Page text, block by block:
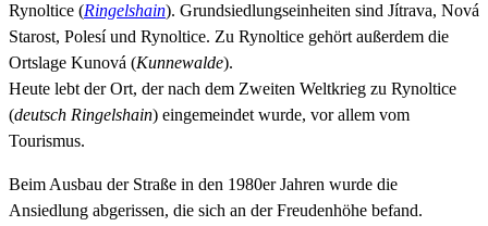
Rynoltice (Ringelshain). Grundsiedlungseinheiten sind Jítrava, Nová
Starost, Polesí und Rynoltice. Zu Rynoltice gehört außerdem die
Ortslage Kunová (Kunnewalde).
Heute lebt der Ort, der nach dem Zweiten Weltkrieg zu Rynoltice
(deutsch Ringelshain) eingemeindet wurde, vor allem vom
Tourismus.
Beim Ausbau der Straße in den 1980er Jahren wurde die
Ansiedlung abgerissen, die sich an der Freudenhöhe befand.